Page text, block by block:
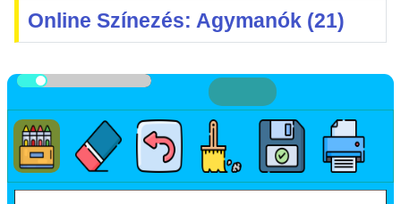
Online Színezés: Agymanók (21)